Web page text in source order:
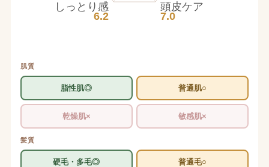
頭皮ケア
7.0
しっとり感
6.2
肌質
脂性肌◎ 普通肌○
乾燥肌× 敏感肌×
髪質
硬毛・多毛◎ 普通毛○